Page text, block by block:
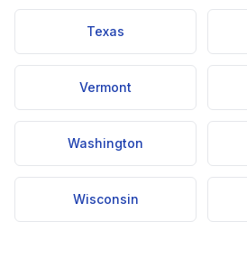
Texas
Vermont
Washington
Wisconsin